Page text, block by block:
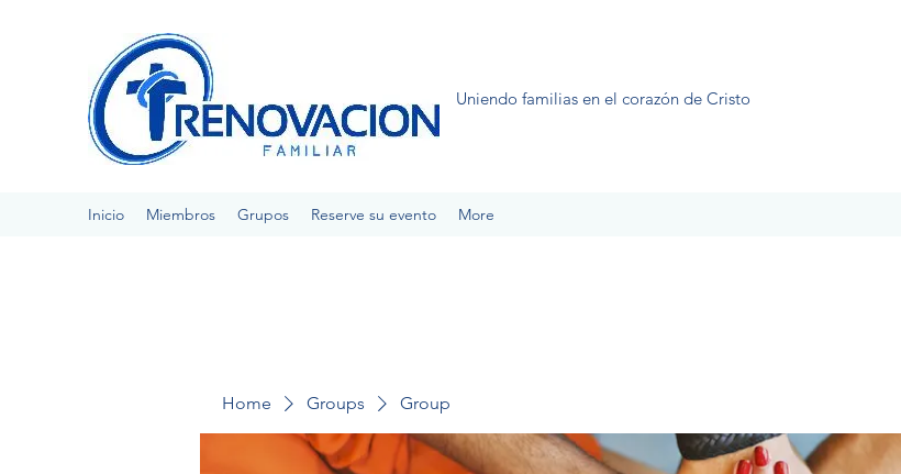
Uniendo familias en el corazón de Cristo
Inicio Miembros Grupos Reserve su evento More
Home Groups Group